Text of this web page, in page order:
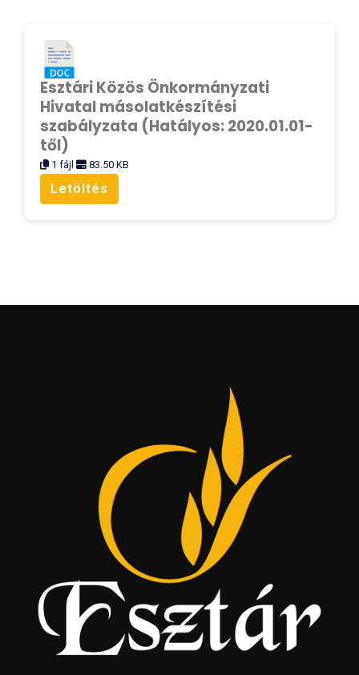
Esztári Közös Önkormányzati
Hivatal másolatkészítési
szabályzata (Hatályos: 2020.01.01-
től)
1 fájl 83.50 KB
Letöltés